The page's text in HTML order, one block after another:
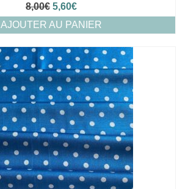
8,00€ Le
prix
initial
8,00€.
5,60€Le
prix
actuel
5,60€.
AJOUTER AU PANIER